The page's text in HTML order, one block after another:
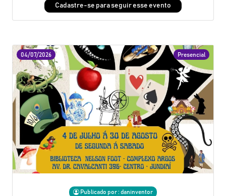
Cadastre-se para seguir esse evento
Presencial
04/07/2026
Publicado por : daninventor